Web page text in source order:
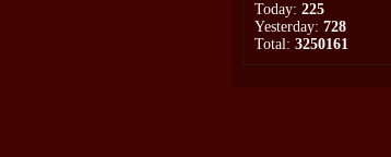
Today: 225
Yesterday: 728
Total: 3250161